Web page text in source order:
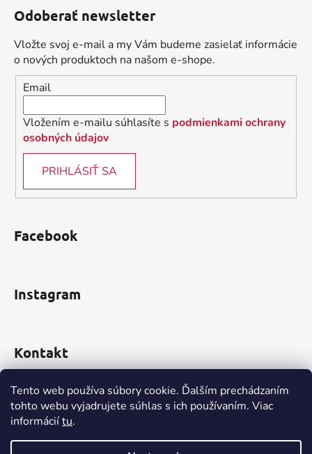
Tento web používa súbory cookie. Ďalším prechádzaním
tohto webu vyjadrujete súhlas s ich používaním. Viac
informáciítu.
Odoberať newsletter
Vložte svoj e-mail a my Vám budeme zasielať informácie
o nových produktoch na našom e-shope.
Email
Vložením e-mailu súhlasíte s podmienkami ochrany
osobných údajov
PRIHLÁSIŤ SA
Facebook
Instagram
Kontakt
obchod@incomp.sk
0910 999 552